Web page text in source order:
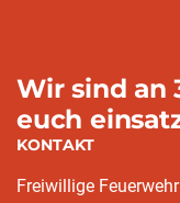
Wir sind an
euch
KONTAKT
Freiwillige